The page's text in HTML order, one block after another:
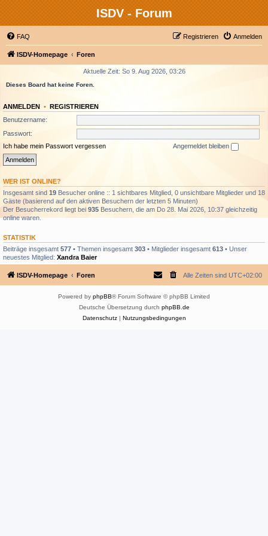
ISDV - Forum
FAQ Anmelden
Registrieren
ISDV-Homepage Foren
Aktuelle Zeit: So 9. Aug 2026, 03:26
Dieses Board hat keine Foren.
ANMELDEN • REGISTRIEREN
Benutzername:
Passwort:
Ich habe mein Passwort vergessen
Angemeldet bleiben
WER IST ONLINE?
Insgesamt sind 19 Besucher online :: 1 sichtbares Mitglied, 0 unsichtbare Mitglieder und 18
Gäste (basierend auf den aktiven Besuchern der letzten 5 Minuten)
Der Besucherrekord liegt bei 935 Besuchern, die am Do 28. Mai 2026, 10:37 gleichzeitig
online waren.
STATISTIK
Beiträge insgesamt 577 • Themen insgesamt 303 • Mitglieder insgesamt 613 • Unser
neuestes Mitglied: Xandra Baier
ISDV-Homepage Foren Alle Zeiten sind UTC+02:00
Powered by phpBB® Forum Software © phpBB Limited
Deutsche Übersetzung durch phpBB.de
Datenschutz| Nutzungsbedingungen